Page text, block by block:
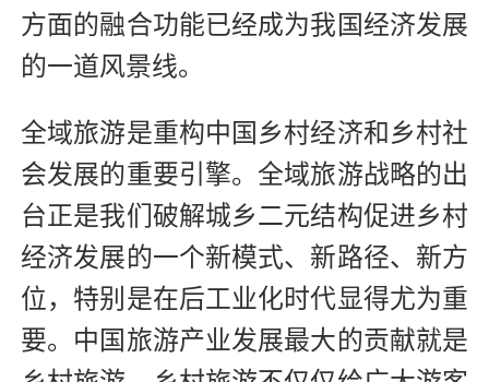
方面的融合功能已经成为我国经济发展
的一道风景线。
全域旅游是重构中国乡村经济和乡村社
会发展的重要引擎。全域旅游战略的出
台正是我们破解城乡二元结构促进乡村
经济发展的一个新模式、新路径、新方
位，特别是在后工业化时代显得尤为重
要。中国旅游产业发展最大的贡献就是